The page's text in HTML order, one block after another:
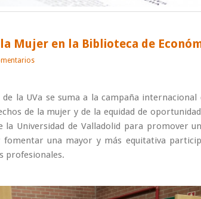
Mujer en la Biblioteca de
la UVa se suma a la campaña internacional
de la mujer y de la equidad de
la Universidad de Valladolid para promover
fomentar una mayor y más equitativa
profesionales.